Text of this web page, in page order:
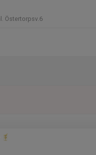
Östertorpsv.6